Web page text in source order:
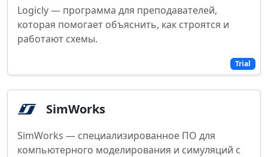
Trial
Logicly — программа для преподавателей,
которая помогает объяснить, как строятся и
работают схемы.
SimWorks
SimWorks — специализированное ПО для
компьютерного моделирования и симуляций с